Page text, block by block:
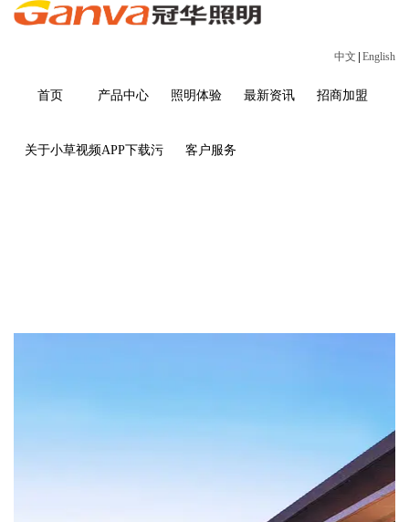
中文 English
首页 产品中心 照明体验 最新资讯 招商加盟
关于小草视频APP下载污 客户服务